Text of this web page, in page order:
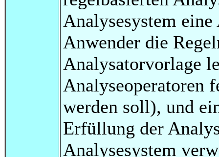
Analysesystem
Anwender die
Analysatorvorlage
Analyseoperatoren
werden soll), und
Erfüllung der
Analysesystem